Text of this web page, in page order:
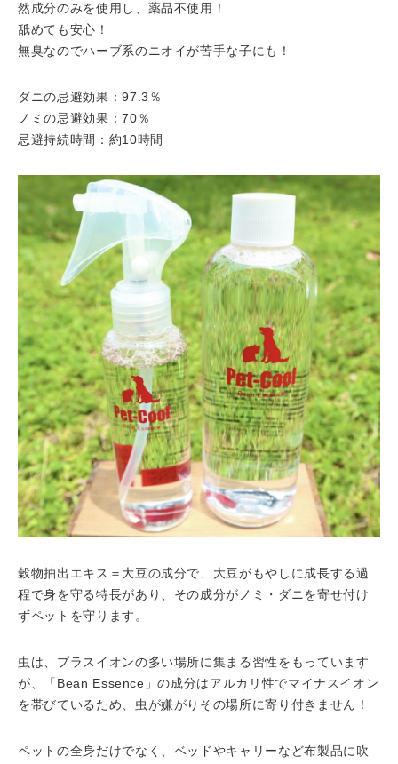
然成分のみを使用し、薬品不使用！
舐めても安心！
無臭なのでハーブ系のニオイが苦手な子にも！
ダニの忌避効果：97.3％
ノミの忌避効果：70％
忌避持続時間：約10時間
穀物抽出エキス＝大豆の成分で、大豆がもやしに成長する過
程で身を守る特長があり、その成分がノミ・ダニを寄せ付け
ずペットを守ります。
虫は、プラスイオンの多い場所に集まる習性をもっています
が、「Bean Essence」の成分はアルカリ性でマイナスイオン
を帯びているため、虫が嫌がりその場所に寄り付きません！
ペットの全身だけでなく、ベッドやキャリーなど布製品に吹